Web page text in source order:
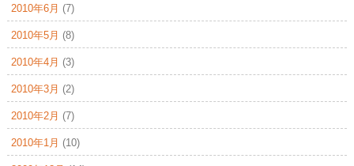
2010年6月 (7)
2010年5月 (8)
2010年4月 (3)
2010年3月 (2)
2010年2月 (7)
2010年1月 (10)